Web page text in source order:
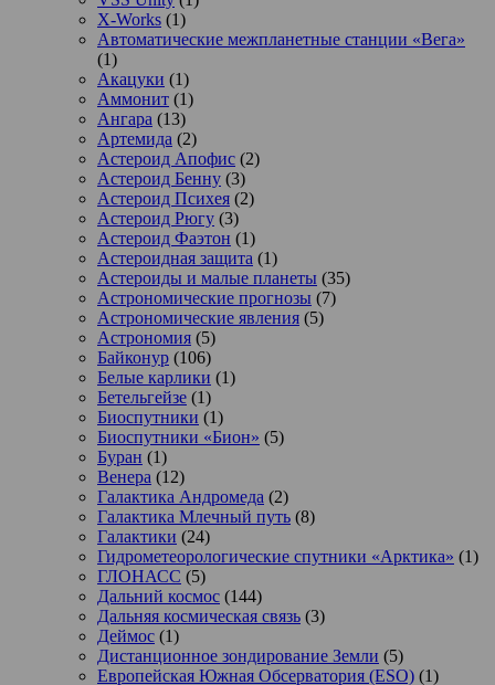
X-Works (1)
Автоматические межпланетные станции «Вега»
(1)
Акацуки (1)
Аммонит (1)
Ангара (13)
Артемида (2)
Астероид Апофис (2)
Астероид Бенну (3)
Астероид Психея (2)
Астероид Рюгу (3)
Астероид Фаэтон (1)
Астероидная защита (1)
Астероиды и малые планеты (35)
Астрономические прогнозы (7)
Астрономические явления (5)
Астрономия (5)
Байконур (106)
Белые карлики (1)
Бетельгейзе (1)
Биоспутники (1)
Биоспутники «Бион» (5)
Буран (1)
Венера (12)
Галактика Андромеда (2)
Галактика Млечный путь (8)
Галактики (24)
Гидрометеорологические спутники «Арктика» (1)
ГЛОНАСС (5)
Дальний космос (144)
Дальняя космическая связь (3)
Деймос (1)
Дистанционное зондирование Земли (5)
Европейская Южная Обсерватория (ESO) (1)